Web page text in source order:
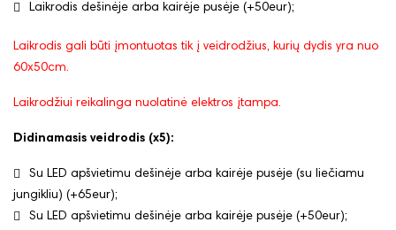
Laikrodis dešinėje arba kairėje pusėje (+50eur);
Laikrodis gali būti įmontuotas tik į veidrodžius, kurių dydis yra nuo
60x50cm.
Laikrodžiui reikalinga nuolatinė elektros įtampa.
Didinamasis veidrodis (x5):
Su LED apšvietimu dešinėje arba kairėje pusėje (su liečiamu
jungikliu) (+65eur);
Su LED apšvietimu dešinėje arba kairėje pusėje (+50eur);